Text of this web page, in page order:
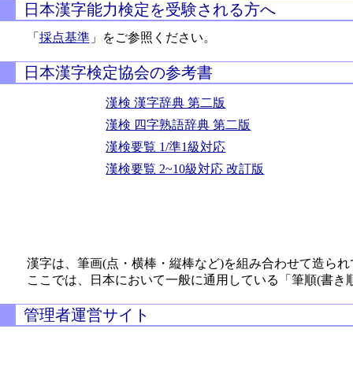
日本漢字能力検定を受験される方へ
「 採点基準」をご参照ください。
日本漢字検定協会の参考書
漢検 漢字辞典 第二版
漢検 四字熟語辞典 第二版
漢検要覧 1/準1級対応
漢検要覧 2~10級対応 改訂版
漢字は、筆画(点・横棒・縦棒など)を組み合わせて造ら
ここでは、日本において一般に通用している「筆順(書
管理者運営サイト